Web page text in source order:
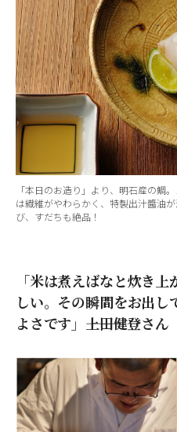
「本日のお造り」より、明石産の鯛
は繊維がやわらかく、特製出汁醬油
び、すだちも絶品！
「米は煮えばなと炊き
しい。その瞬間をお出し
よさです」―――上田健登さん